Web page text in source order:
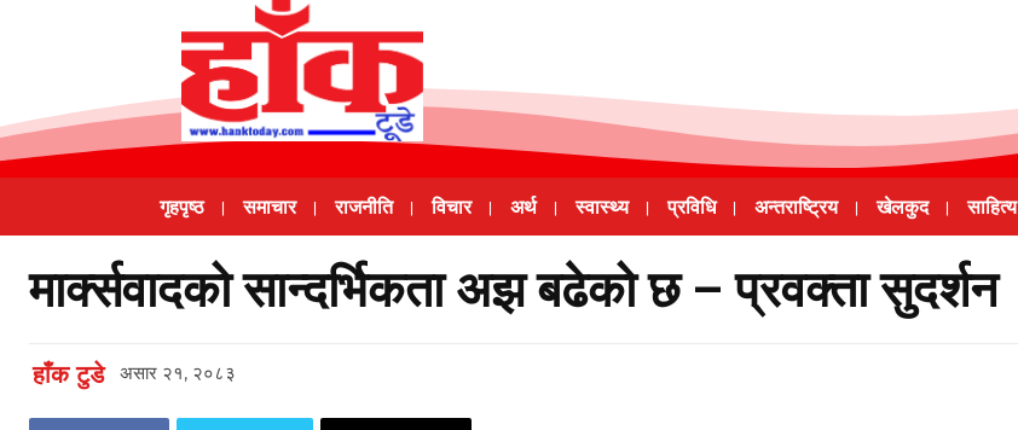
गृहपृष्ठ समाचार राजनीति विचार अर्थ स्वास्थ्य प्रविधि अन्तराष्ट्रिय खेलकुद साहित्य
मार्क्सवादको सान्दर्भिकता अझ बढेको छ – प्रवक्ता सुदर्शन
हाँक टुडे असार २१, २०८३